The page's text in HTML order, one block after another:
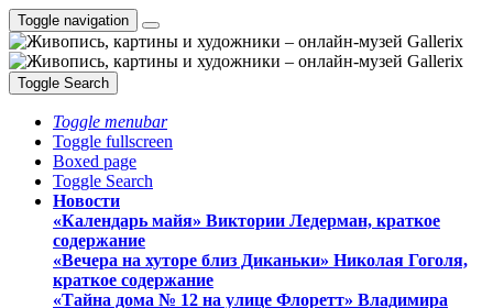
Toggle navigation
Toggle Search
Toggle menubar
Toggle fullscreen
Boxed page
Toggle Search
Новости
«Календарь майя» Виктории Ледерман, краткое
содержание
«Вечера на хуторе близ Диканьки» Николая Гоголя,
краткое содержание
«Тайна дома № 12 на улице Флоретт» Владимира